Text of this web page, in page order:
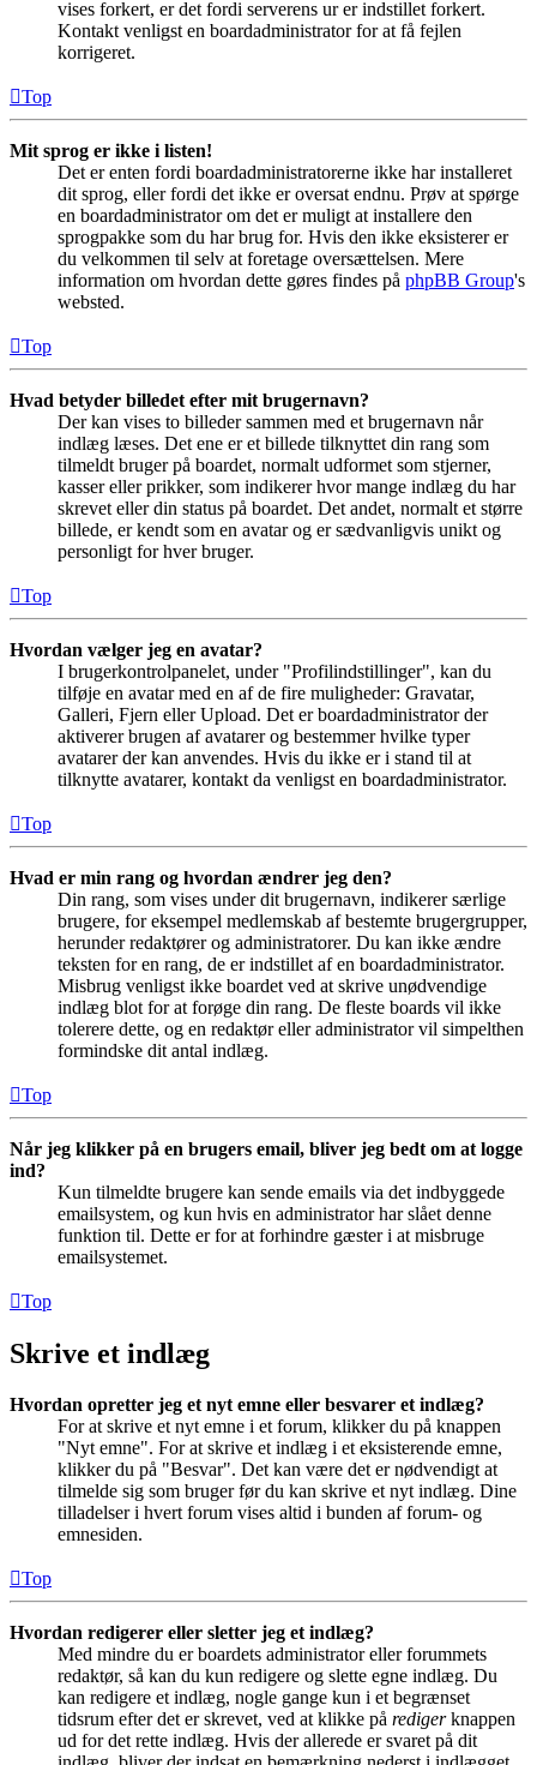
vises forkert, er det fordi serverens ur er indstillet forkert.
Kontakt venligst en boardadministrator for at få fejlen
korrigeret.
Top
Mit sprog er ikke i listen!
Det er enten fordi boardadministratorerne ikke har installeret
dit sprog, eller fordi det ikke er oversat endnu. Prøv at spørge
en boardadministrator om det er muligt at installere den
sprogpakke som du har brug for. Hvis den ikke eksisterer er
du velkommen til selv at foretage oversættelsen. Mere
information om hvordan dette gøres findes på phpBB Group's
websted.
Top
Hvad betyder billedet efter mit brugernavn?
Der kan vises to billeder sammen med et brugernavn når
indlæg læses. Det ene er et billede tilknyttet din rang som
tilmeldt bruger på boardet, normalt udformet som stjerner,
kasser eller prikker, som indikerer hvor mange indlæg du har
skrevet eller din status på boardet. Det andet, normalt et større
billede, er kendt som en avatar og er sædvanligvis unikt og
personligt for hver bruger.
Top
Hvordan vælger jeg en avatar?
I brugerkontrolpanelet, under "Profilindstillinger", kan du
tilføje en avatar med en af de fire muligheder: Gravatar,
Galleri, Fjern eller Upload. Det er boardadministrator der
aktiverer brugen af avatarer og bestemmer hvilke typer
avatarer der kan anvendes. Hvis du ikke er i stand til at
tilknytte avatarer, kontakt da venligst en boardadministrator.
Top
Hvad er min rang og hvordan ændrer jeg den?
Din rang, som vises under dit brugernavn, indikerer særlige
brugere, for eksempel medlemskab af bestemte brugergrupper,
herunder redaktører og administratorer. Du kan ikke ændre
teksten for en rang, de er indstillet af en boardadministrator.
Misbrug venligst ikke boardet ved at skrive unødvendige
indlæg blot for at forøge din rang. De fleste boards vil ikke
tolerere dette, og en redaktør eller administrator vil simpelthen
formindske dit antal indlæg.
Top
Når jeg klikker på en brugers email, bliver jeg bedt om at logge
ind?
Kun tilmeldte brugere kan sende emails via det indbyggede
emailsystem, og kun hvis en administrator har slået denne
funktion til. Dette er for at forhindre gæster i at misbruge
emailsystemet.
Top
Skrive et indlæg
Hvordan opretter jeg et nyt emne eller besvarer et indlæg?
For at skrive et nyt emne i et forum, klikker du på knappen
"Nyt emne". For at skrive et indlæg i et eksisterende emne,
klikker du på "Besvar". Det kan være det er nødvendigt at
tilmelde sig som bruger før du kan skrive et nyt indlæg. Dine
tilladelser i hvert forum vises altid i bunden af forum- og
emnesiden.
Top
Hvordan redigerer eller sletter jeg et indlæg?
Med mindre du er boardets administrator eller forummets
redaktør, så kan du kun redigere og slette egne indlæg. Du
kan redigere et indlæg, nogle gange kun i et begrænset
tidsrum efter det er skrevet, ved at klikke på redigerknappen
ud for det rette indlæg. Hvis der allerede er svaret på dit